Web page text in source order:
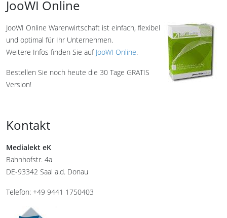
JooWI Online
JooWI Online Warenwirtschaft ist einfach, flexibel
und optimal für Ihr Unternehmen.
Weitere Infos finden Sie auf JooWI Online.
Bestellen Sie noch heute die 30 Tage GRATIS
Version!
Kontakt
Medialekt eK
Bahnhofstr. 4a
DE-93342 Saal a.d. Donau
Telefon: +49 9441 1750403